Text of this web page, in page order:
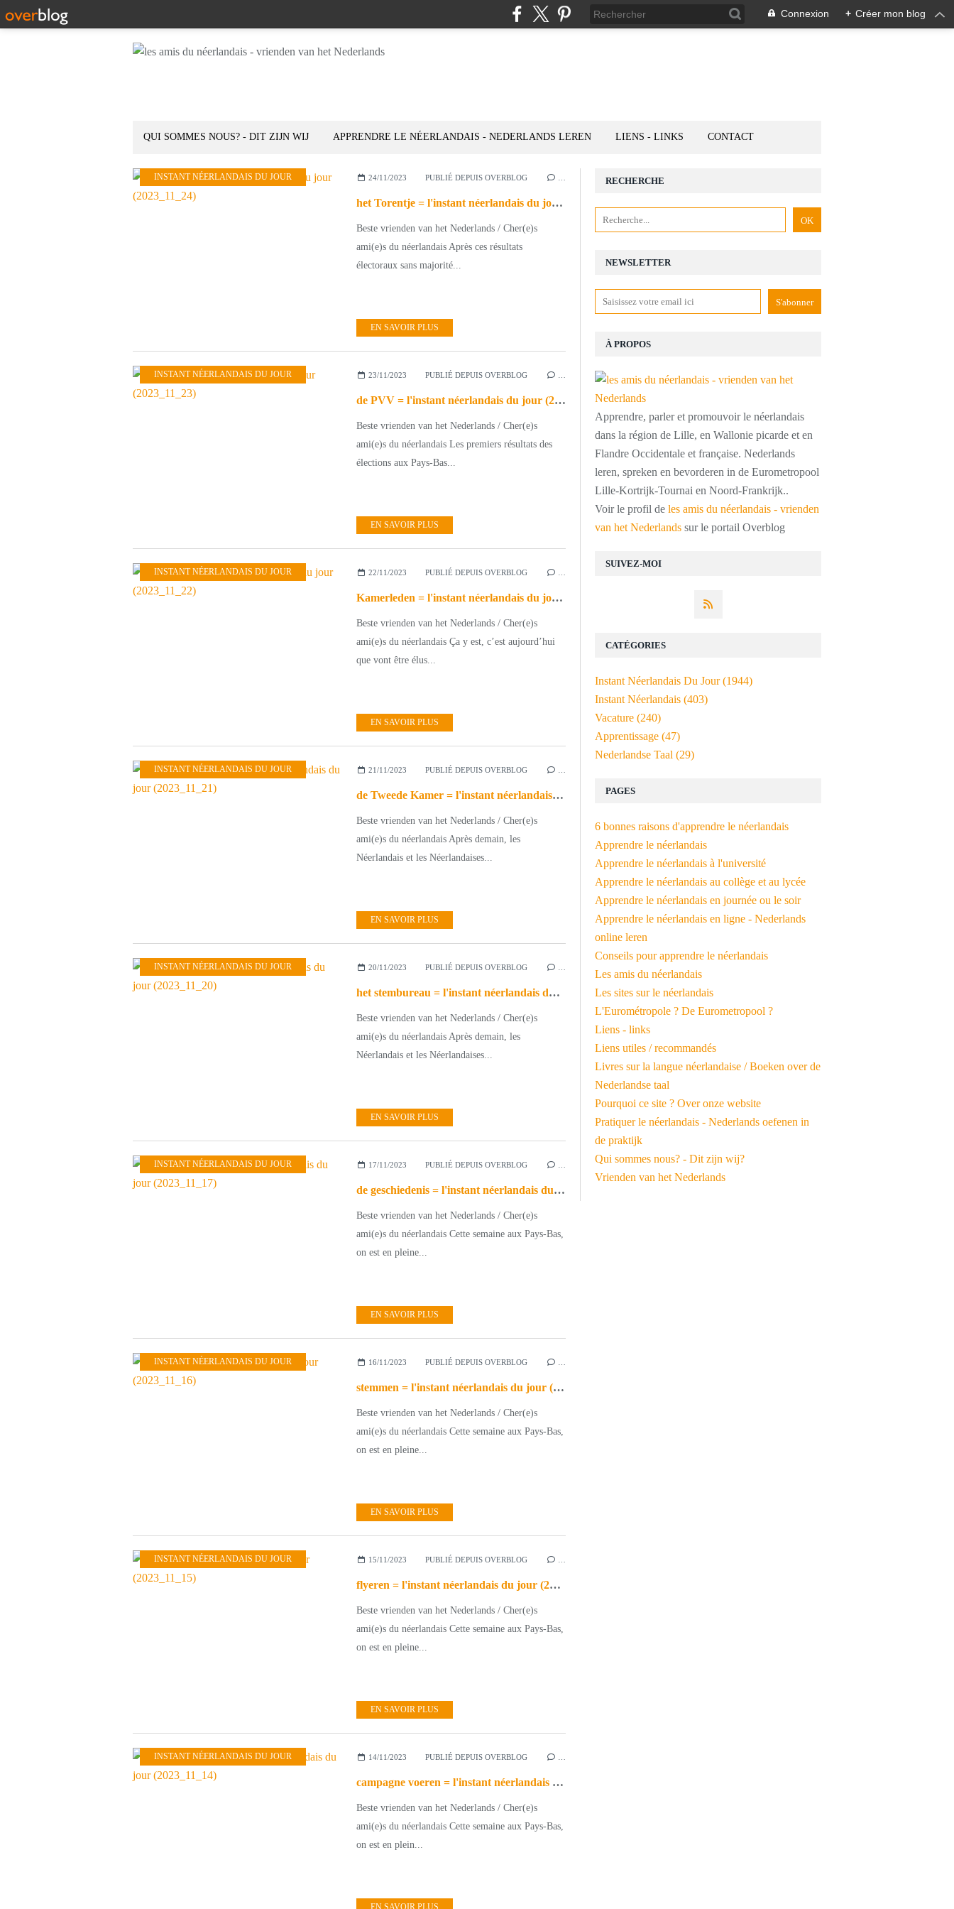
Connexion + Créer mon blog
QUI SOMMES NOUS? - DIT ZIJN WIJ APPRENDRE LE NÉERLANDAIS - NEDERLANDS LEREN LIENS - LINKS CONTACT
INSTANT NÉERLANDAIS DU JOUR 24/11/2023 PUBLIÉ DEPUIS OVERBLOG
het Torentje = l'instant néerlandais du jour (2023_11_24)
Beste vrienden van het Nederlands / Cher(e)s
ami(e)s du néerlandais Après ces résultats
électoraux sans majorité...
EN SAVOIR PLUS
INSTANT NÉERLANDAIS DU JOUR 23/11/2023 PUBLIÉ DEPUIS OVERBLOG
de PVV = l'instant néerlandais du jour (2023_11_23)
Beste vrienden van het Nederlands / Cher(e)s
ami(e)s du néerlandais Les premiers résultats des
élections aux Pays-Bas...
EN SAVOIR PLUS
INSTANT NÉERLANDAIS DU JOUR 22/11/2023 PUBLIÉ DEPUIS OVERBLOG
Kamerleden = l'instant néerlandais du jour (2023_11_22)
Beste vrienden van het Nederlands / Cher(e)s
ami(e)s du néerlandais Ça y est, c’est aujourd’hui
que vont être élus...
EN SAVOIR PLUS
INSTANT NÉERLANDAIS DU JOUR 21/11/2023 PUBLIÉ DEPUIS OVERBLOG
de Tweede Kamer = l'instant néerlandais du jour (2023_11_21)
Beste vrienden van het Nederlands / Cher(e)s
ami(e)s du néerlandais Après demain, les
Néerlandais et les Néerlandaises...
EN SAVOIR PLUS
INSTANT NÉERLANDAIS DU JOUR 20/11/2023 PUBLIÉ DEPUIS OVERBLOG
het stembureau = l'instant néerlandais du jour (2023_11_20)
Beste vrienden van het Nederlands / Cher(e)s
ami(e)s du néerlandais Après demain, les
Néerlandais et les Néerlandaises...
EN SAVOIR PLUS
INSTANT NÉERLANDAIS DU JOUR 17/11/2023 PUBLIÉ DEPUIS OVERBLOG
de geschiedenis = l'instant néerlandais du jour (2023_11_17)
Beste vrienden van het Nederlands / Cher(e)s
ami(e)s du néerlandais Cette semaine aux Pays-Bas,
on est en pleine...
EN SAVOIR PLUS
INSTANT NÉERLANDAIS DU JOUR 16/11/2023 PUBLIÉ DEPUIS OVERBLOG
stemmen = l'instant néerlandais du jour (2023_11_16)
Beste vrienden van het Nederlands / Cher(e)s
ami(e)s du néerlandais Cette semaine aux Pays-Bas,
on est en pleine...
EN SAVOIR PLUS
INSTANT NÉERLANDAIS DU JOUR 15/11/2023 PUBLIÉ DEPUIS OVERBLOG
flyeren = l'instant néerlandais du jour (2023_11_15)
Beste vrienden van het Nederlands / Cher(e)s
ami(e)s du néerlandais Cette semaine aux Pays-Bas,
on est en pleine...
EN SAVOIR PLUS
INSTANT NÉERLANDAIS DU JOUR 14/11/2023 PUBLIÉ DEPUIS OVERBLOG
campagne voeren = l'instant néerlandais du jour (2023_11_14)
Beste vrienden van het Nederlands / Cher(e)s
ami(e)s du néerlandais Cette semaine aux Pays-Bas,
on est en plein...
EN SAVOIR PLUS
NEWSLETTER
SUIVEZ-MOI
RECHERCHE
À PROPOS
Apprendre, parler et promouvoir le néerlandais
dans la région de Lille, en Wallonie picarde et en
Flandre Occidentale et française. Nederlands
leren, spreken en bevorderen in de Eurometropool
Lille-Kortrijk-Tournai en Noord-Frankrijk..
Voir le profil de les amis du néerlandais - vrienden
van het Nederlands sur le portail Overblog
PAGES
6 bonnes raisons d'apprendre le néerlandais
Apprendre le néerlandais
Apprendre le néerlandais à l'université
Apprendre le néerlandais au collège et au lycée
Apprendre le néerlandais en journée ou le soir
Apprendre le néerlandais en ligne - Nederlands
online leren
Conseils pour apprendre le néerlandais
Les amis du néerlandais
Les sites sur le néerlandais
L'Eurométropole ? De Eurometropool ?
Liens - links
Liens utiles / recommandés
Livres sur la langue néerlandaise / Boeken over de
Nederlandse taal
Pourquoi ce site ? Over onze website
Pratiquer le néerlandais - Nederlands oefenen in
de praktijk
Qui sommes nous? - Dit zijn wij?
Vrienden van het Nederlands
CATÉGORIES
Instant Néerlandais Du Jour(1944)
Instant Néerlandais (403)
Vacature (240)
Apprentissage (47)
Nederlandse Taal (29)